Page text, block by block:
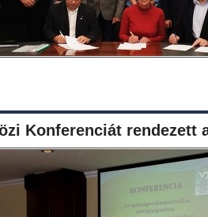
Konferenciát rendezett